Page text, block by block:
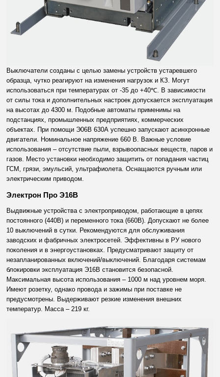
Выключатели созданы с целью замены устройств устаревшего
образца, чутко реагируют на изменения нагрузок и КЗ. Могут
использоваться при температурах от -35 до +40℃. В зависимости
от силы тока и дополнительных настроек допускается эксплуатация
на высотах до 4300 м. Подобные автоматы применимы на
подстанциях, промышленных предприятиях, коммерческих
объектах. При помощи Э06В 630А успешно запускают асинхронные
двигатели. Номинальное напряжение 660 В. Важные условие
использования – отсутствие пыли, взрывоопасных веществ, паров и
газов. Место установки необходимо защитить от попадания частиц
ГСМ, грязи, эмульсий, ультрафиолета. Оснащаются ручным или
электрическим приводом.
Электрон Про Э16В
Выдвижные устройства с электроприводом, работающие в цепях
постоянного (440В) и переменного тока (660В). Допускают не более
10 выключений в сутки. Рекомендуются для обслуживания
заводских и фабричных электросетей. Эффективны в РУ нового
поколения и в энергоустановках. Предусматривают защиту от
незапланированных включений/выключений. Благодаря системам
блокировки эксплуатация Э16В становится безопасной.
Максимальная высота использования – 1000 м над уровнем моря.
Имеют розетку, однако провода и зажимы при поставке не
предусмотрены. Выдерживают резкие изменения внешних
температур. Масса – 219 кг.